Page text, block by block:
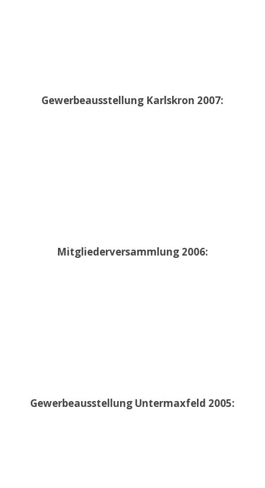
Gewerbeausstellung Karlskron 2007:
Mitgliederversammlung 2006:
Gewerbeausstellung Untermaxfeld 2005: